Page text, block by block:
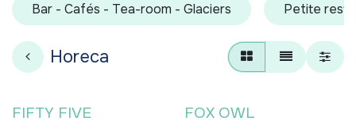
Bar - Cafés - Tea-room - Glaciers Petite
Horeca
FIFTY FIVE FOX OWL